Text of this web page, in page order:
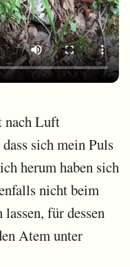
nach Luft
sich mein Puls
herum haben sich
nicht beim
für dessen
Atem unter